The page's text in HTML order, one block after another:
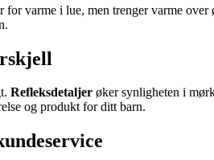
for varme i lue, men trenger varme
Refleksdetaljer øker synligheten i
og produkt for ditt barn.